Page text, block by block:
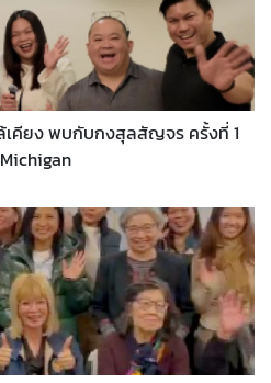
ล้เคียง พบกับกงสุลสัญจร ครั้งที่ 1
ประจำปี 2569 เมือง Troy รัฐ Michigan